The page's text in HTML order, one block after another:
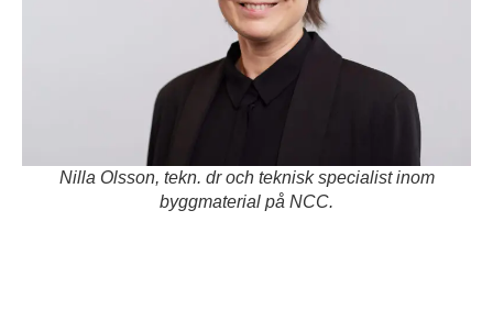
Nilla Olsson, tekn. dr och teknisk specialist inom
byggmaterial på NCC.